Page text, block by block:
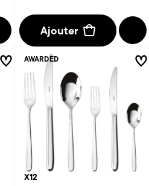
Ajouter
X12
AWARDED